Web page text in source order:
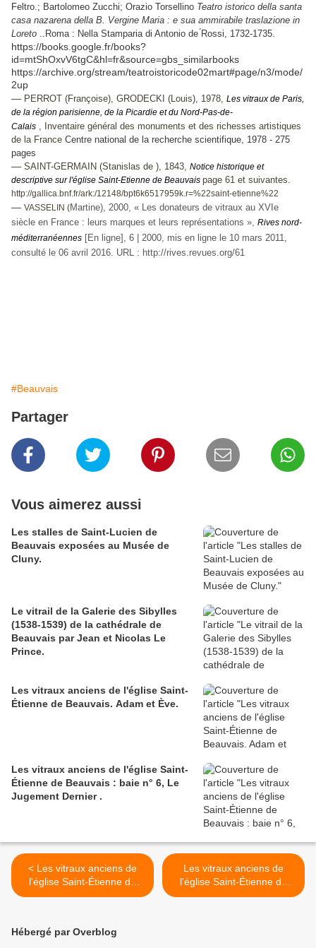
Feltro.; Bartolomeo Zucchi; Orazio Torsellino Teatro istorico della santa
casa nazarena della B. Vergine Maria : e sua ammirabile traslazione in
Loreto ..Roma : Nella Stamparia di Antonio de ́Rossi, 1732-1735.
https://books.google.fr/books?
id=mtShOxvV6tgC&hl=fr&source=gbs_similarbooks
https://archive.org/stream/teatroistoricode02mart#page/n3/mode/
2up
— PERROT (Françoise), GRODECKI (Louis), 1978, Les vitraux de Paris,
de la région parisienne, de la Picardie et du Nord-Pas-de-
Calais , Inventaire général des monuments et des richesses artistiques
de la France Centre national de la recherche scientifique, 1978 - 275
pages
— SAINT-GERMAIN (Stanislas de ), 1843, Notice historique et
descriptive sur l'église Saint-Etienne de Beauvais page 61 et suivantes.
http://gallica.bnf.fr/ark:/12148/bpt6k6517959k.r=%22saint-etienne%22
— VASSELIN (Martine), 2000, « Les donateurs de vitraux au XVIe
siècle en France : leurs marques et leurs représentations », Rives nord-
méditerranéennes [En ligne], 6 | 2000, mis en ligne le 10 mars 2011,
consulté le 06 avril 2016. URL : http://rives.revues.org/61
#Beauvais
Partager
Vous aimerez aussi
Les stalles de Saint-Lucien de
Beauvais exposées au Musée de
Cluny.
Le vitrail de la Galerie des Sibylles
(1538-1539) de la cathédrale de
Beauvais par Jean et Nicolas Le
Prince.
Les vitraux anciens de l'église Saint-
Étienne de Beauvais. Adam et Ève.
Les vitraux anciens de l'église Saint-
Étienne de Beauvais : baie n° 6, Le
Jugement Dernier .
< Les vitraux anciens de
l'église Saint-Étienne de
Beauvais. Baie n°18, Vie de
Les vitraux anciens de
l'église Saint-Étienne de
Beauvais. La baie n°14. >
Hébergé par Overblog